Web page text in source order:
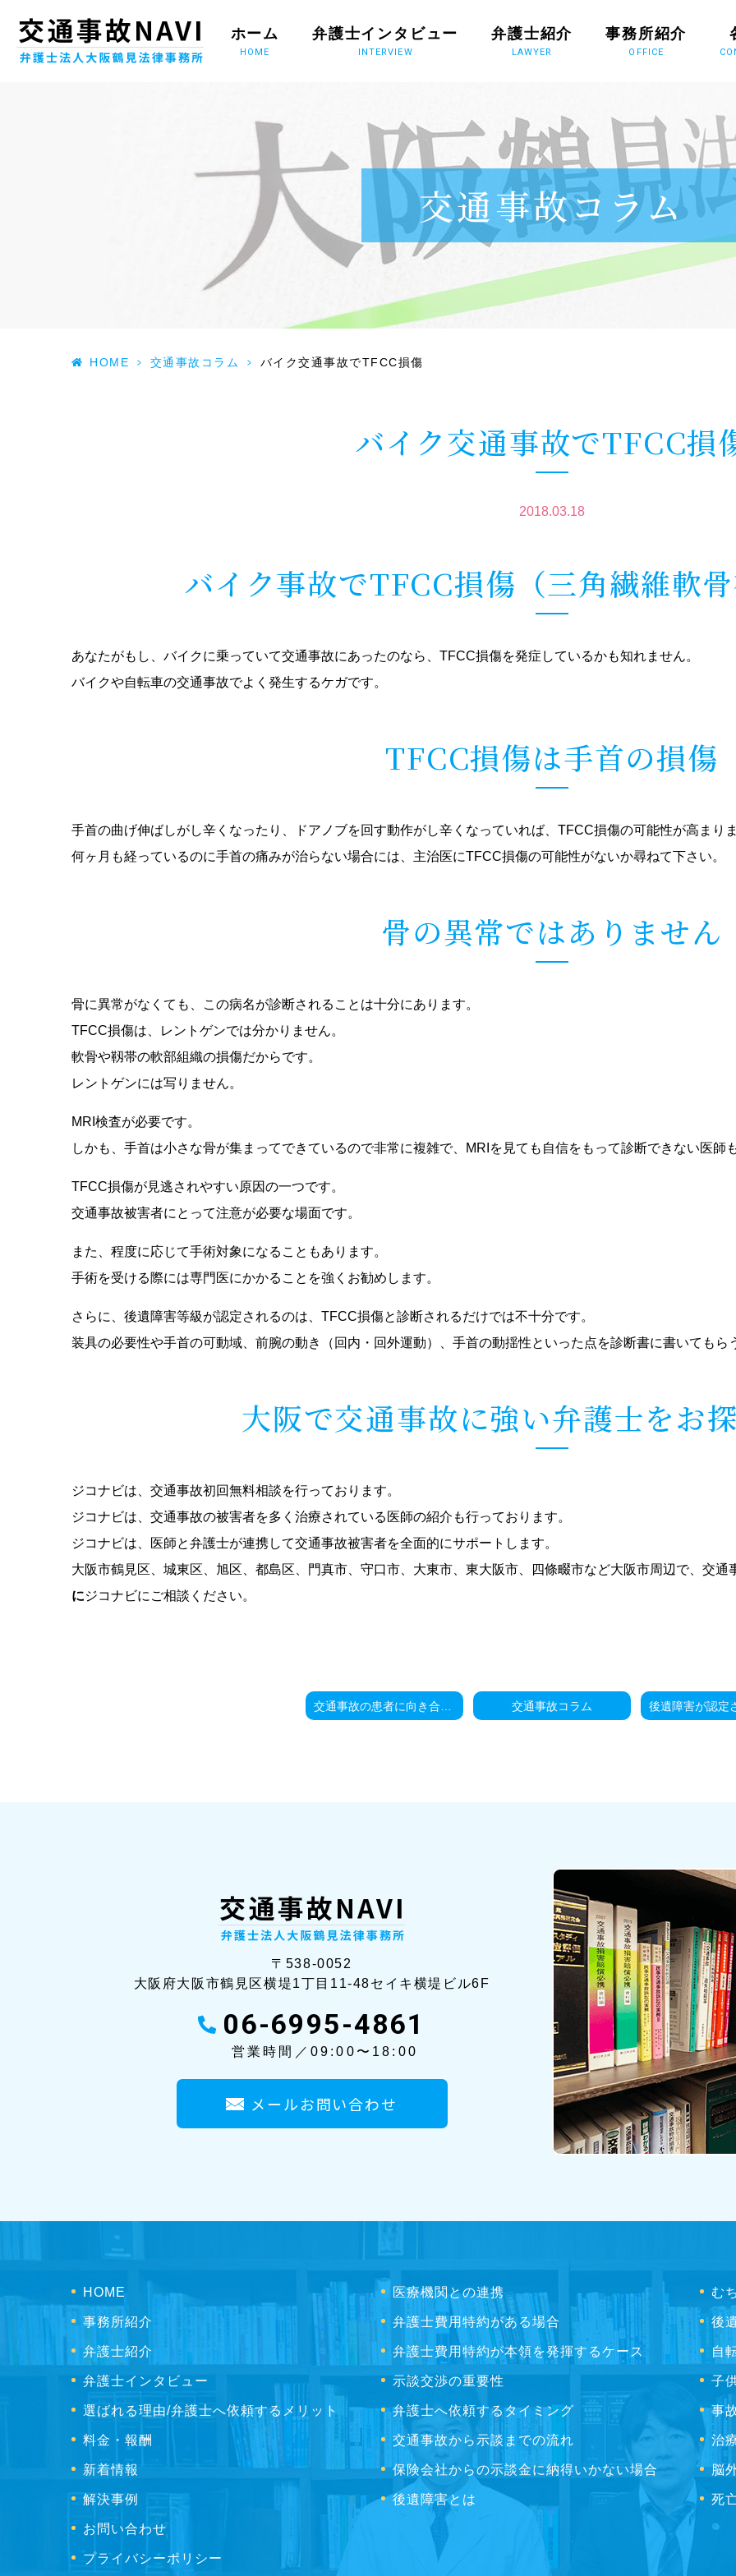
ホーム
HOME
弁護士インタビュー
INTERVIEW
弁護士紹介
LAWYER
事務所紹介
OFFICE
交通事故コラム
HOME > 交通事故コラム > バイク交通事故でTFCC損傷
バイク交通事故でTFCC損
2018.03.18
バイク事故でTFCC損傷（三角繊維軟
あなたがもし、バイクに乗っていて交通事故にあったのなら、TFCC損傷を発症しているかも知れません。
バイクや自転車の交通事故でよく発生するケガです。
TFCC損傷は手首の損傷
手首の曲げ伸ばしがし辛くなったり、ドアノブを回す動作がし辛くなっていれば、TFCC損傷の可能性が高まり
何ヶ月も経っているのに手首の痛みが治らない場合には、主治医にTFCC損傷の可能性がないか尋ねて下さい。
骨の異常ではありません
骨に異常がなくても、この病名が診断されることは十分にあります。
TFCC損傷は、レントゲンでは分かりません。
軟骨や靱帯の軟部組織の損傷だからです。
レントゲンには写りません。
MRI検査が必要です。
しかも、手首は小さな骨が集まってできているので非常に複雑で、MRIを見ても自信をもって診断できない医師
TFCC損傷が見逃されやすい原因の一つです。
交通事故被害者にとって注意が必要な場面です。
また、程度に応じて手術対象になることもあります。
手術を受ける際には専門医にかかることを強くお勧めします。
さらに、後遺障害等級が認定されるのは、TFCC損傷と診断されるだけでは不十分です。
装具の必要性や手首の可動域、前腕の動き（回内・回外運動）、手首の動揺性といった点を診断書に書いてもら
大阪で交通事故に強い弁護士をお
ジコナビは、交通事故初回無料相談を行っております。
ジコナビは、交通事故の被害者を多く治療されている医師の紹介も行っております。
ジコナビは、医師と弁護士が連携して交通事故被害者を全面的にサポートします。
大阪市鶴見区、城東区、旭区、都島区、門真市、守口市、大東市、東大阪市、四條畷市など大阪市周辺で、交
にジコナビにご相談ください。
交通事故コラム
〒538-0052
大阪府大阪市鶴見区横堤1丁目11-48セイ キ横堤ビル6F
06-6995-4861
営業時間／09:00〜18:00
メールお問い合わせ
HOME
事務所紹介
弁護士紹介
弁護士インタビュー
選ばれる理由/弁護士へ依頼するメリット
料金・報酬
新着情報
解決事例
お問い合わせ
プライバシーポリシー
医療機関との連携
弁護士費用特約がある場合
弁護士費用特約が本領を発揮するケース
示談交渉の重要性
弁護士へ依頼するタイミング
交通事故から示談までの流れ
保険会社からの示談金に納得いかない場合
後遺障害とは
む
後
自
子
事
治
脳
死